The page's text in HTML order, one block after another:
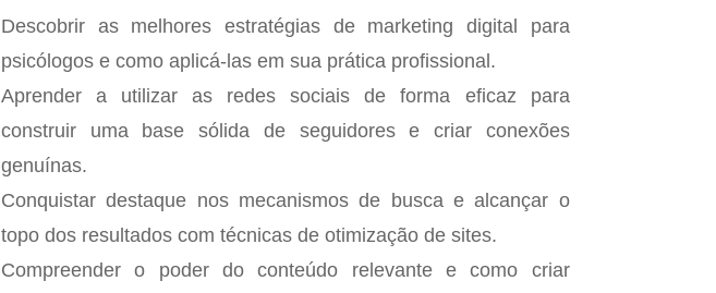
Descobrir as melhores estratégias de marketing digital para
psicólogos e como aplicá-las em sua prática profissional.
Aprender a utilizar as redes sociais de forma eficaz para
construir uma base sólida de seguidores e criar conexões
genuínas.
Conquistar destaque nos mecanismos de busca e alcançar o
topo dos resultados com técnicas de otimização de sites.
Compreender o poder do conteúdo relevante e como criar